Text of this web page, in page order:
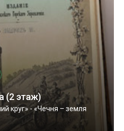
(2 этаж)
круг» - «Чечня – земля